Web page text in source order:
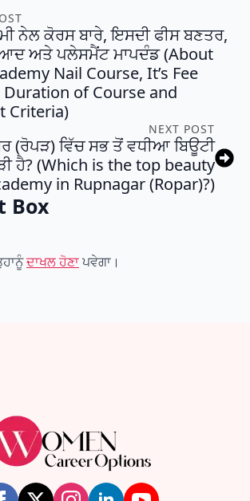
ਨੇਲ ਕੋਰਸ ਬਾਰੇ, ਇਸਦੀ ਫੀਸ ਬਣਤਰ,
ਅਤੇ ਪਲੇਸਮੈਂਟ ਮਾਪਦੰਡ (About
Nail Course, It’s Fee
of Course and
Criteria)
NEXT POST
(ਰੋਪੜ) ਵਿੱਚ ਸਭ ਤੋਂ ਵਧੀਆ ਬਿਊਟੀ
ਹੈ? (Which is the top beauty
in Rupnagar (Ropar)?)
Box
ਦਾਖਲ ਹੋਣਾਪਵੇਗਾ।